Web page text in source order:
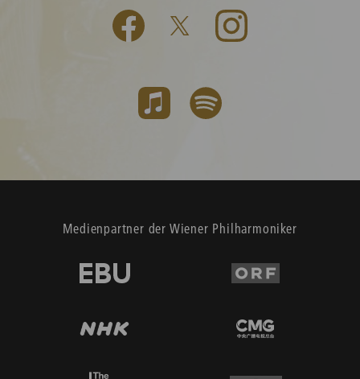
Medienpartner der Wiener Philharmoniker